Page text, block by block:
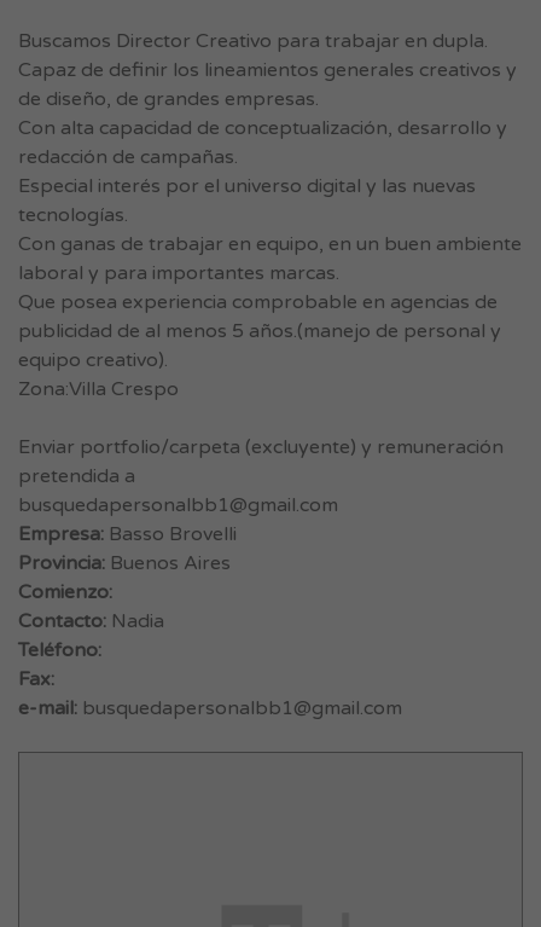
Buscamos Director Creativo para trabajar en dupla.
Capaz de definir los lineamientos generales creativos y
de diseño, de grandes empresas.
Con alta capacidad de conceptualización, desarrollo y
redacción de campañas.
Especial interés por el universo digital y las nuevas
tecnologías.
Con ganas de trabajar en equipo, en un buen ambiente
laboral y para importantes marcas.
Que posea experiencia comprobable en agencias de
publicidad de al menos 5 años.(manejo de personal y
equipo creativo).
Zona:Villa Crespo
Enviar portfolio/carpeta (excluyente) y remuneración
pretendida a
busquedapersonalbb1@gmail.com
Empresa: Basso Brovelli
Provincia: Buenos Aires
Comienzo:
Contacto: Nadia
Teléfono:
Fax:
e-mail: busquedapersonalbb1@gmail.com